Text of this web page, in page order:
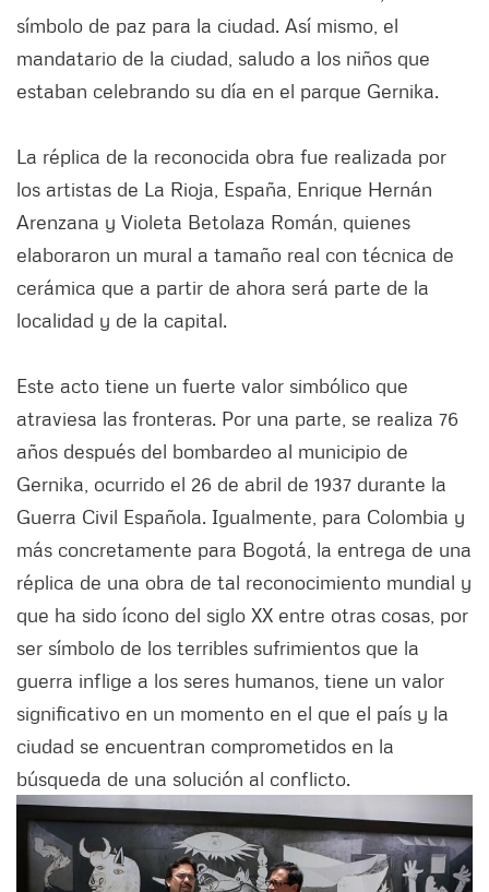
símbolo de paz para la ciudad. Así mismo, el
mandatario de la ciudad, saludo a los niños que
estaban celebrando su día en el parque Gernika.
La réplica de la reconocida obra fue realizada por
los artistas de La Rioja, España, Enrique Hernán
Arenzana y Violeta Betolaza Román, quienes
elaboraron un mural a tamaño real con técnica de
cerámica que a partir de ahora será parte de la
localidad y de la capital.
Este acto tiene un fuerte valor simbólico que
atraviesa las fronteras. Por una parte, se realiza 76
años después del bombardeo al municipio de
Gernika, ocurrido el 26 de abril de 1937 durante la
Guerra Civil Española. Igualmente, para Colombia y
más concretamente para Bogotá, la entrega de una
réplica de una obra de tal reconocimiento mundial y
que ha sido ícono del siglo XX entre otras cosas, por
ser símbolo de los terribles sufrimientos que la
guerra inflige a los seres humanos, tiene un valor
significativo en un momento en el que el país y la
ciudad se encuentran comprometidos en la
búsqueda de una solución al conflicto.
Siguiente